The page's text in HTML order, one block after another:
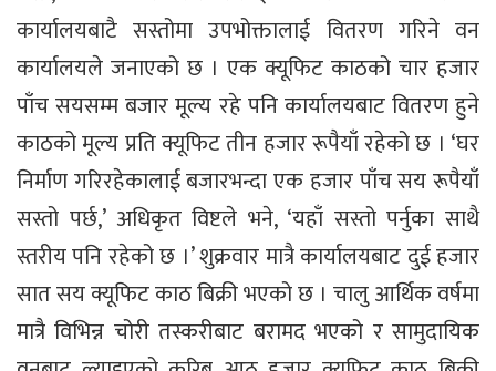
कार्यालयबाटै सस्तोमा उपभोक्तालाई वितरण गरिने वन
कार्यालयले जनाएको छ । एक क्यूफिट काठको चार हजार
पाँच सयसम्म बजार मूल्य रहे पनि कार्यालयबाट वितरण हुने
काठको मूल्य प्रति क्यूफिट तीन हजार रूपैयाँ रहेको छ । ‘घर
निर्माण गरिरहेकालाई बजारभन्दा एक हजार पाँच सय रूपैयाँ
सस्तो पर्छ,’ अधिकृत विष्टले भने, ‘यहाँ सस्तो पर्नुका साथै
स्तरीय पनि रहेको छ ।’ शुक्रवार मात्रै कार्यालयबाट दुई हजार
सात सय क्यूफिट काठ बिक्री भएको छ । चालु आर्थिक वर्षमा
मात्रै विभिन्न चोरी तस्करीबाट बरामद भएको र सामुदायिक